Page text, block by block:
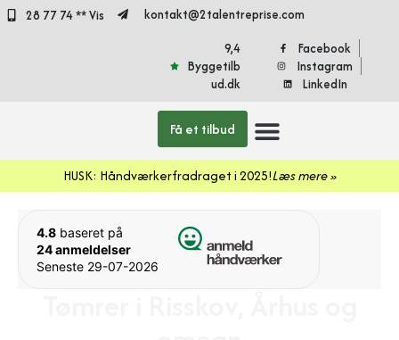
28 77 74 ** Vis
kontakt@2talentreprise.com
9,4
Byggetilb
ud.dk
Facebook
Instagram
LinkedIn
Få et tilbud
HUSK: Håndværkerfradraget i 2025!Læs mere »
4.8 baseret på
24 anmeldelser
Seneste 29-07-2026